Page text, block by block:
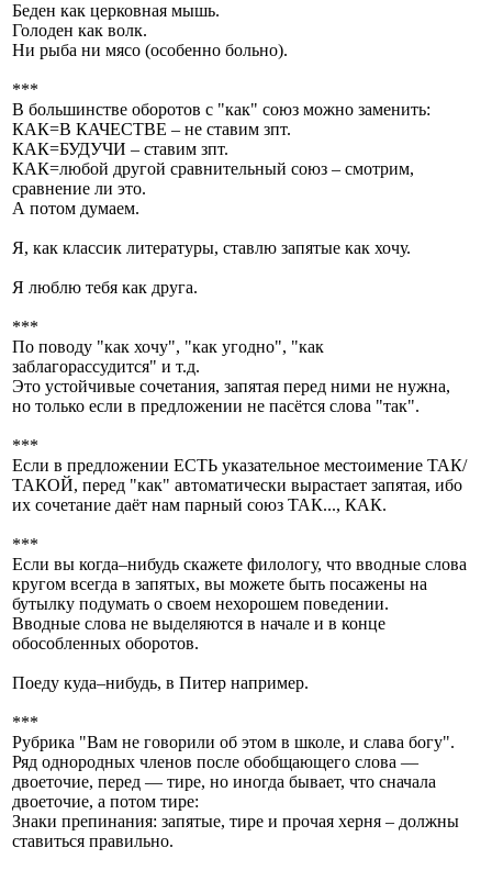
Беден как церковная мышь.
Голоден как волк.
Ни рыба ни мясо (особенно больно).
***
В большинстве оборотов с "как" союз можно заменить:
КАК=В КАЧЕСТВЕ – не ставим зпт.
КАК=БУДУЧИ – ставим зпт.
КАК=любой другой сравнительный союз – смотрим,
сравнение ли это.
А потом думаем.
Я, как классик литературы, ставлю запятые как хочу.
Я люблю тебя как друга.
***
По поводу "как хочу", "как угодно", "как
заблагорассудится" и т.д.
Это устойчивые сочетания, запятая перед ними не нужна,
но только если в предложении не пасётся слова "так".
***
Если в предложении ЕСТЬ указательное местоимение ТАК/
ТАКОЙ, перед "как" автоматически вырастает запятая, ибо
их сочетание даёт нам парный союз ТАК..., КАК.
***
Если вы когда–нибудь скажете филологу, что вводные слова
кругом всегда в запятых, вы можете быть посажены на
бутылку подумать о своем нехорошем поведении.
Вводные слова не выделяются в начале и в конце
обособленных оборотов.
Поеду куда–нибудь, в Питер например.
***
Рубрика "Вам не говорили об этом в школе, и слава богу".
Ряд однородных членов после обобщающего слова —
двоеточие, перед — тире, но иногда бывает, что сначала
двоеточие, а потом тире:
Знаки препинания: запятые, тире и прочая херня – должны
ставиться правильно.